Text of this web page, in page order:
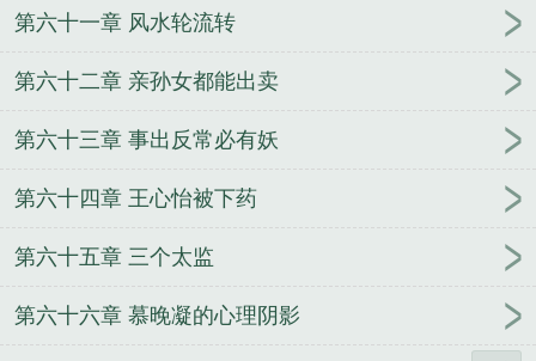
第六十一章 风水轮流转
第六十二章 亲孙女都能出卖
第六十三章 事出反常必有妖
第六十四章 王心怡被下药
第六十五章 三个太监
第六十六章 慕晚凝的心理阴影